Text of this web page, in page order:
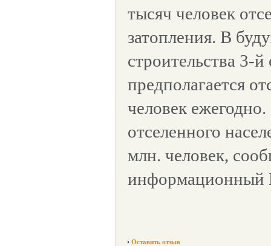
тысяч человек
затопления. В
строительства 3-
предполагается
человек
отселенного
млн. человек,
информационный
Оставить отзыв